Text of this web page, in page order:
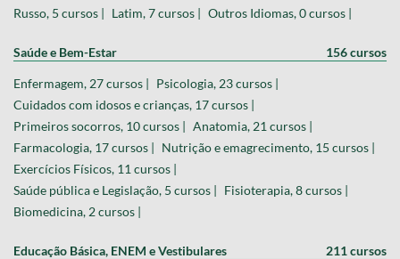
Russo, 5 cursos | Latim, 7 cursos | Outros Idiomas, 0 cursos |
Saúde e Bem-Estar 156 cursos
Enfermagem, 27 cursos | Psicologia, 23 cursos |
Cuidados com idosos e crianças, 17 cursos |
Primeiros socorros, 10 cursos | Anatomia, 21 cursos |
Farmacologia, 17 cursos | Nutrição e emagrecimento, 15 cursos |
Exercícios Físicos, 11 cursos |
Saúde pública e Legislação, 5 cursos | Fisioterapia, 8 cursos |
Biomedicina, 2 cursos |
Educação Básica, ENEM e Vestibulares 211 cursos